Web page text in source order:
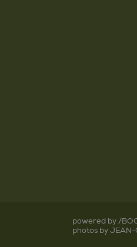
powered by /
photos by